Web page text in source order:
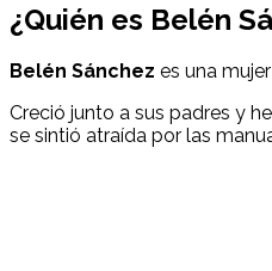
¿Quién es Belén
Belén Sánchez es una
Creció junto a sus padres y
se sintió atraída por las